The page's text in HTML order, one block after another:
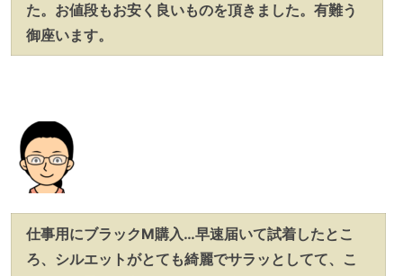
た。お値段もお安く良いものを頂きました。有難う
御座います。
仕事用にブラックM購入…早速届いて試着したとこ
ろ、シルエットがとても綺麗でサラッとしてて、こ